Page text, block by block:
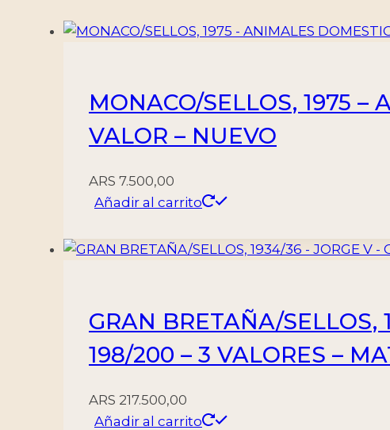
2407/11
VALORESMONACO/SELLOS, 1975 –
VALOR – NUEVO
ARS 7.500,00
Añadir al carrito
GRAN BRETAÑA/SELLOS,
198/200 – 3 VALORES –
ARS 217.500,00
Añadir al carrito